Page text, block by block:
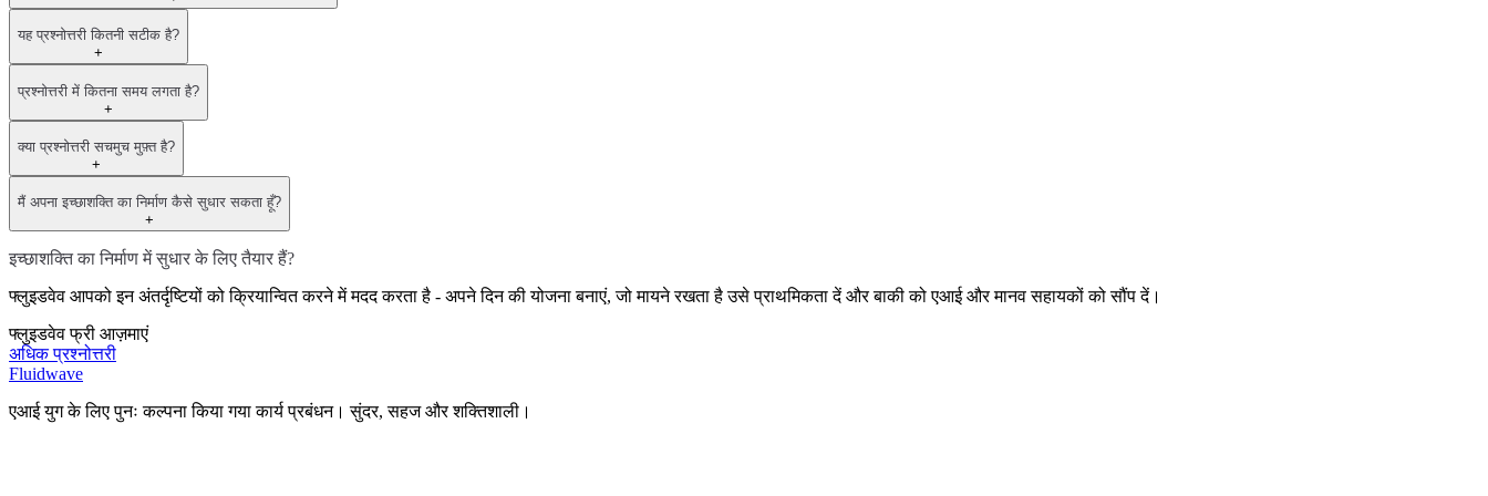
यह प्रश्नोत्तरी कितनी सटीक है?
+
प्रश्नोत्तरी में कितना समय लगता है?
+
क्या प्रश्नोत्तरी सचमुच मुफ़्त है?
+
मैं अपना इच्छाशक्ति का निर्माण कैसे सुधार सकता हूँ?
+
इच्छाशक्ति का निर्माण में सुधार के लिए तैयार हैं?
फ्लुइडवेव आपको इन अंतर्दृष्टियों को क्रियान्वित करने में मदद करता है - अपने दिन की योजना बनाएं, जो मायने रखता है उसे प्राथमिकता दें और बाकी को एआई और मानव सहायकों को सौंप दें।
फ्लुइडवेव फ्री आज़माएं
अधिक प्रश्नोत्तरी
Fluidwave
एआई युग के लिए पुनः कल्पना किया गया कार्य प्रबंधन। सुंदर, सहज और शक्तिशाली।